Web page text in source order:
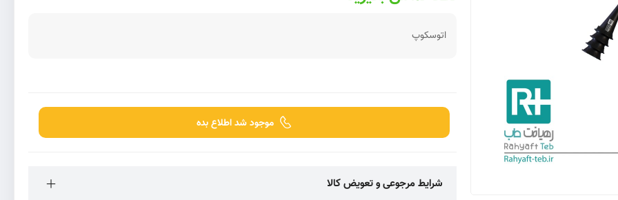
اتوسکوپ
موجود شد اطلاع بده
شرایط مرجوعی و تعویض کالا